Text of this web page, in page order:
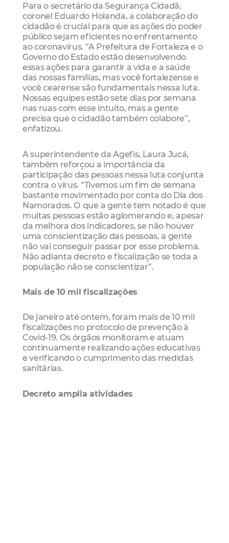
Para o secretário da Segurança Cidadã,
coronel Eduardo Holanda, a colaboração do
cidadão é crucial para que as ações do poder
público sejam eficientes no enfrentamento
ao coronavírus. “A Prefeitura de Fortaleza e o
Governo do Estado estão desenvolvendo
essas ações para garantir a vida e a saúde
das nossas famílias, mas você fortalezense e
você cearense são fundamentais nessa luta.
Nossas equipes estão sete dias por semana
nas ruas com esse intuito, mas a gente
precisa que o cidadão também colabore”,
enfatizou.
A superintendente da Agefis, Laura Jucá,
também reforçou a importância da
participação das pessoas nessa luta conjunta
contra o vírus. “Tivemos um fim de semana
bastante movimentado por conta do Dia dos
Namorados. O que a gente tem notado é que
muitas pessoas estão aglomerando e, apesar
da melhora dos indicadores, se não houver
uma conscientização das pessoas, a gente
não vai conseguir passar por esse problema.
Não adianta decreto e fiscalização se toda a
população não se conscientizar”.
Mais de 10 mil fiscalizações
De janeiro até ontem, foram mais de 10 mil
fiscalizações no protocolo de prevenção à
Covid-19. Os órgãos monitoram e atuam
continuamente realizando ações educativas
e verificando o cumprimento das medidas
sanitárias.
Decreto amplia atividades